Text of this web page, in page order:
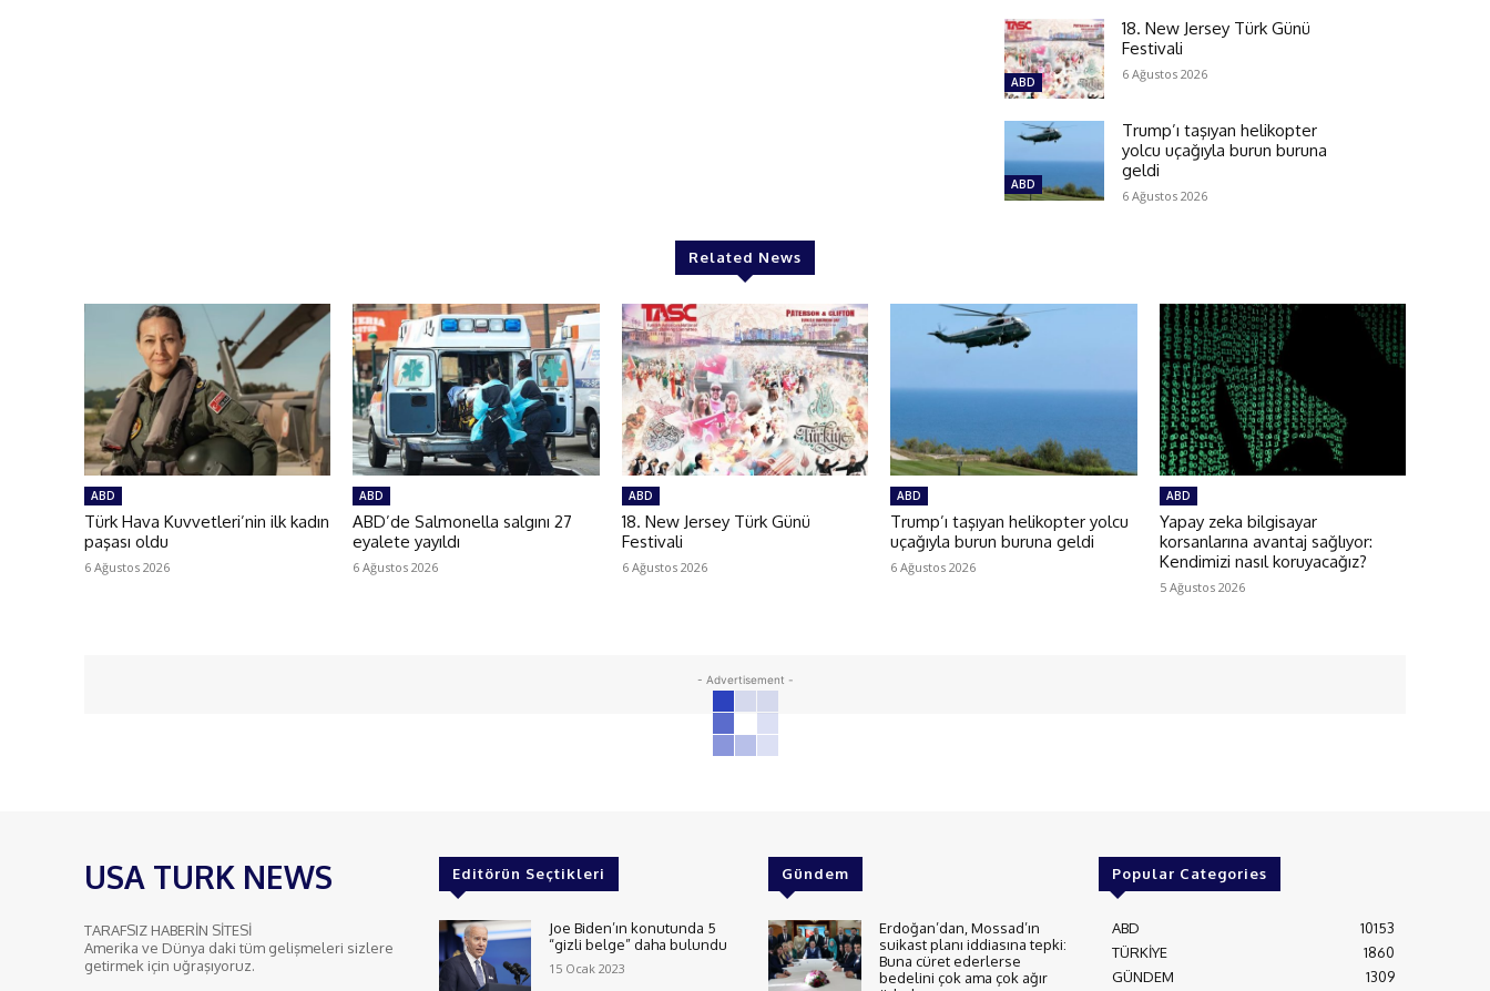
ABD
18. New Jersey Türk Günü
Festivali
6 Ağustos 2026
ABD
Trump’ı taşıyan helikopter
yolcu uçağıyla burun buruna
geldi
6 Ağustos 2026
Related News
ABD
Türk Hava Kuvvetleri’nin ilk kadın
paşası oldu
6 Ağustos 2026
ABD
ABD’de Salmonella salgını 27
eyalete yayıldı
6 Ağustos 2026
ABD
18. New Jersey Türk Günü
Festivali
6 Ağustos 2026
ABD
Trump’ı taşıyan helikopter yolcu
uçağıyla burun buruna geldi
6 Ağustos 2026
ABD
Yapay zeka bilgisayar
korsanlarına avantaj sağlıyor:
Kendimizi nasıl koruyacağız?
5 Ağustos 2026
- Advertisement -
USA TURK NEWS
TARAFSIZ HABERİN SİTESİ
Amerika ve Dünya daki tüm gelişmeleri sizlere
getirmek için uğraşıyoruz.
Editörün Seçtikleri
Joe Biden’ın konutunda 5
“gizli belge” daha bulundu
15 Ocak 2023
Gündem
Erdoğan’dan, Mossad’ın
suikast planı iddiasına tepki:
Buna cüret ederlerse
bedelini çok ama çok ağır
Popular Categories
ABD
10153
TÜRKİYE
1860
GÜNDEM
1309